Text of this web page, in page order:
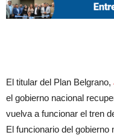
El titular del Plan Belgrano,
el gobierno nacional
vuelva a funcionar el tren
El funcionario del